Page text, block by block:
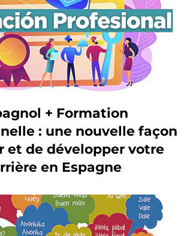
+ Formation
: une nouvelle façon
et de développer votre
en Espagne